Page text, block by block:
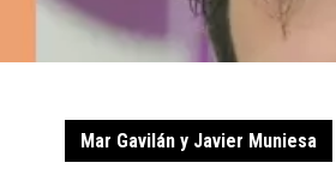
Mar Gavilán y Javier Muniesa